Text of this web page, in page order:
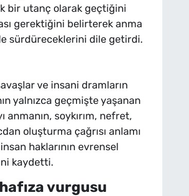
bir utanç olarak geçtiğini
gerektiğini belirterek anma
sürdüreceklerini dile getirdi.
ve insani dramların
yalnızca geçmişte yaşanan
anmanın, soykırım, nefret,
oluşturma çağrısı anlamı
haklarının evrensel
kaydetti.
vurgusu